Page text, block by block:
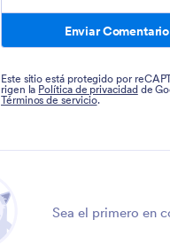
Enviar Comentario
Este sitio está protegido por
rigen la Política de privacidadde
Términos de servicio.
Sea el primero en